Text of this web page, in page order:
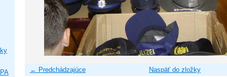
← Predchádzajúce Naspäť do zložky